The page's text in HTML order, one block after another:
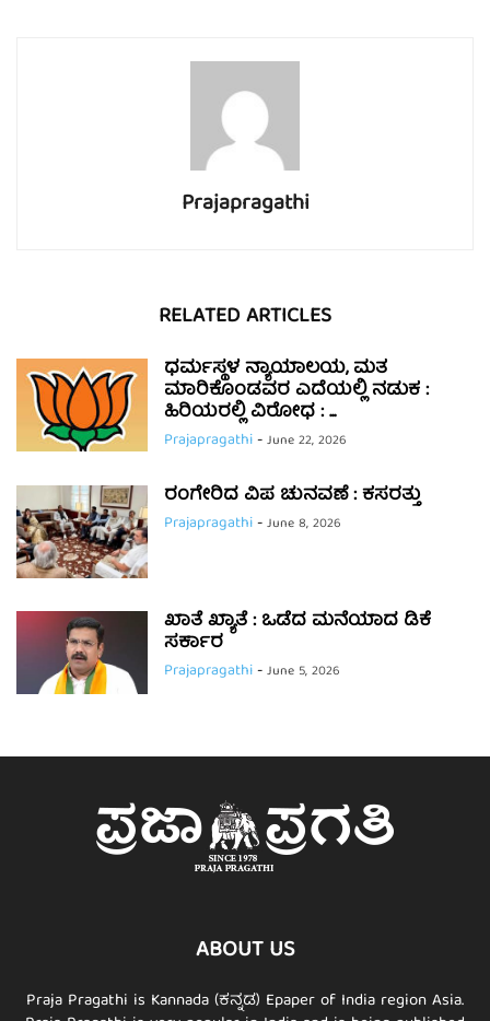
Prajapragathi
RELATED ARTICLES
ಧರ್ಮಸ್ಥಳ ನ್ಯಾಯಾಲಯ, ಮತ
ಮಾರಿಕೊಂಡವರ ಎದೆಯಲ್ಲಿ ನಡುಕ :
ಹಿರಿಯರಲ್ಲಿ ವಿರೋಧ : ...
Prajapragathi-June 22, 2026
ರಂಗೇರಿದ ವಿಪ ಚುನವಣೆ : ಕಸರತ್ತು
Prajapragathi-June 8, 2026
ಖಾತೆ ಖ್ಯಾತೆ : ಒಡೆದ ಮನೆಯಾದ ಡಿಕೆ
ಸರ್ಕಾರ
Prajapragathi-June 5, 2026
ABOUT US
Praja Pragathi is Kannada (ಕನ್ನಡ) Epaper of India region Asia.